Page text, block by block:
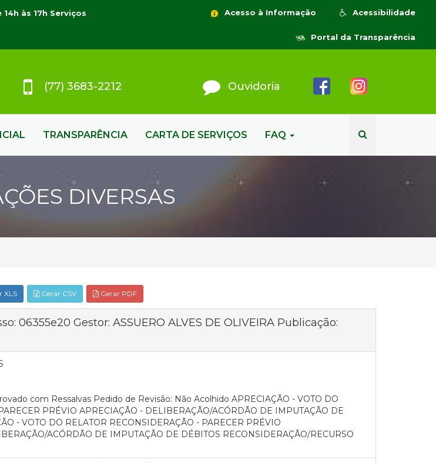
às 17h Serviços
Acessibilidade
Acesso à Informação
Portal da Transparência
(77) 3683-2212 Ouvidoria
TRANSPARÊNCIA CARTA DE SERVIÇOS FAQ
DIVERSAS
XLS Gerar CSV Gerar PDF
06355e20 Gestor: ASSUERO ALVES DE OLIVEIRA Publicação:
com Ressalvas Pedido de Revisão: Não Acolhido APRECIAÇÃO - VOTO DO
PRÉVIO APRECIAÇÃO - DELIBERAÇÃO/ACÓRDÃO DE IMPUTAÇÃO DE
- VOTO DO RELATOR RECONSIDERAÇÃO - PARECER PRÉVIO
ACÓRDÃO DE IMPUTAÇÃO DE DÉBITOS RECONSIDERAÇÃO/RECURSO